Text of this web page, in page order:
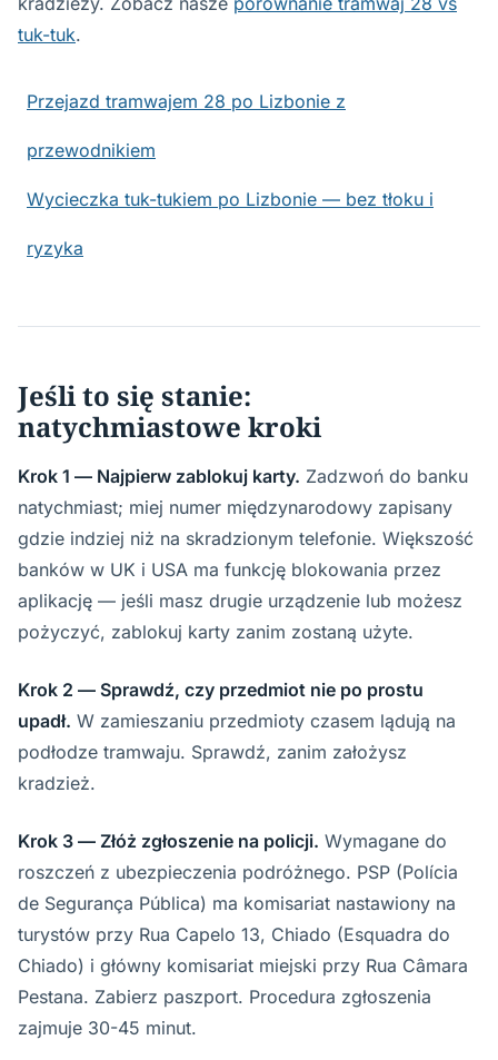
tuk-tuk.
Przejazd tramwajem 28 po Lizbonie z
przewodnikiem
Wycieczka tuk-tukiem po Lizbonie — bez tłoku i
ryzyka
Jeśli to się stanie:
natychmiastowe kroki
Krok 1 — Najpierw zablokuj karty. Zadzwoń do banku
natychmiast; miej numer międzynarodowy zapisany
gdzie indziej niż na skradzionym telefonie. Większość
banków w UK i USA ma funkcję blokowania przez
aplikację — jeśli masz drugie urządzenie lub możesz
pożyczyć, zablokuj karty zanim zostaną użyte.
Krok 2 — Sprawdź, czy przedmiot nie po prostu
upadł. W zamieszaniu przedmioty czasem lądują na
podłodze tramwaju. Sprawdź, zanim założysz
kradzież.
Krok 3 — Złóż zgłoszenie na policji. Wymagane do
roszczeń z ubezpieczenia podróżnego. PSP (Polícia
de Segurança Pública) ma komisariat nastawiony na
turystów przy Rua Capelo 13, Chiado (Esquadra do
Chiado) i główny komisariat miejski przy Rua Câmara
Pestana. Zabierz paszport. Procedura zgłoszenia
zajmuje 30-45 minut.